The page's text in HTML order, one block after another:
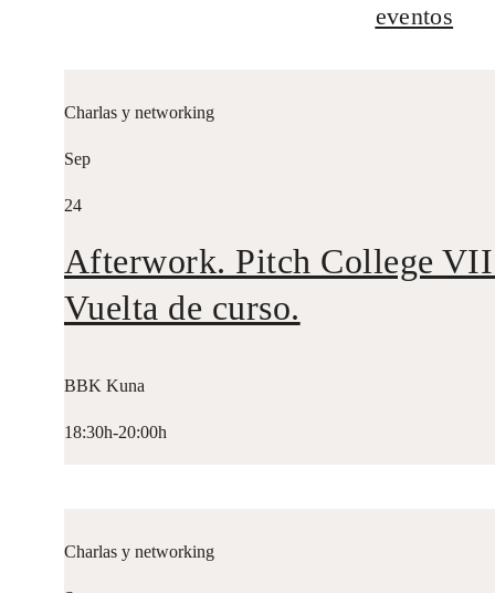
eventos
Charlas y networking
Sep
24
Afterwork. Pitch College
Vuelta de curso.
BBK Kuna
18:30h-20:00h
Charlas y networking